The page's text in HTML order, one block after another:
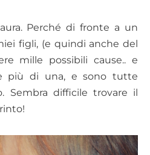
Perché di fronte a un
figli, (e quindi anche del
mille possibili cause.. e
più di una, e sono tutte
Sembra difficile trovare il